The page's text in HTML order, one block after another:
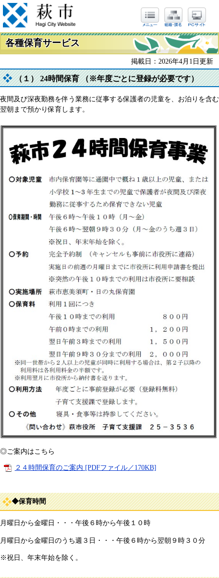
各種保育サービス
掲載日：2026年4月1日更新
（１） 24時間保育 （※年度ごとに登録が必要です）
夜間及び深夜勤務を伴う業務に従事する保護者の児童を、お泊りを含む
翌朝まで預かり保育します。
◎ご案内はこちら
２４時間保育のご案内 [PDFファイル／170KB]
◆保育時間
月曜日から金曜日・・・午後６時から午後１０時
月曜日から金曜日のうち週３日・・・午後６時から翌朝９時３０分
※祝日、年末年始を除く。